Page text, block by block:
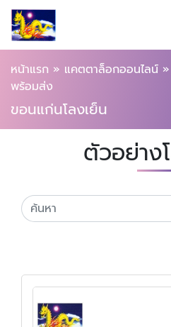
หน้าแรก » แคตตาล็อกออนไลน์ »
พร้อมส่ง
ขอนแก่นโลงเย็น
ตัวอย่าง